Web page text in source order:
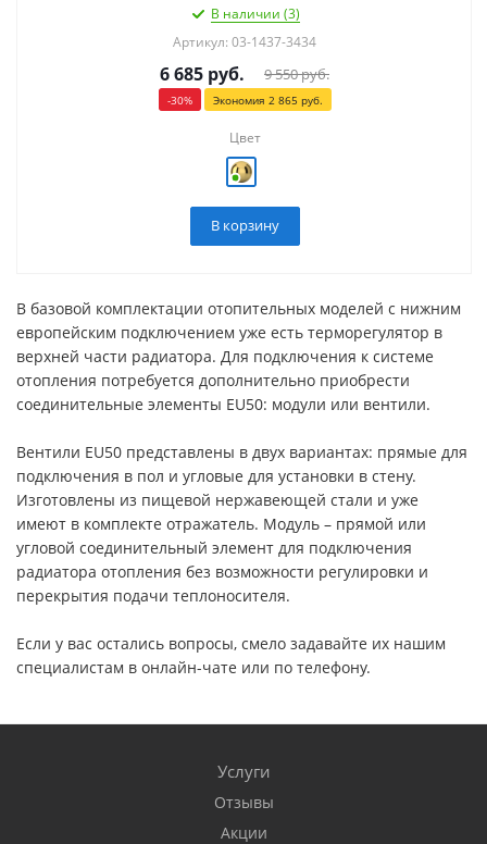
В наличии (3)
Артикул: 03-1437-3434
6 685 руб. 9 550руб.
-30% Экономия 2 865 руб.
Цвет
В корзину
В базовой комплектации отопительных моделей с нижним
европейским подключением уже есть терморегулятор в
верхней части радиатора. Для подключения к системе
отопления потребуется дополнительно приобрести
соединительные элементы EU50: модули или вентили.
Вентили EU50 представлены в двух вариантах: прямые для
подключения в пол и угловые для установки в стену.
Изготовлены из пищевой нержавеющей стали и уже
имеют в комплекте отражатель. Модуль – прямой или
угловой соединительный элемент для подключения
радиатора отопления без возможности регулировки и
перекрытия подачи теплоносителя.
Если у вас остались вопросы, смело задавайте их нашим
специалистам в онлайн-чате или по телефону.
Услуги
Отзывы
Акции